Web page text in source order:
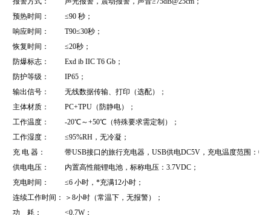
预热时间：
≤90 秒；
响应时间：
T90≤30秒；
恢复时间：
≤20秒；
防爆标志：
Exd ib IIC T6 Gb ；
防护等级：
IP65；
输出信号：
无线数据传输、打印（选配）；
主体材质：
PC+TPU（防静电）；
工作温度：
-20℃～+50℃（特殊要求需定制）；
工作湿度：
≤95%RH，无冷凝；
充 电 器：
带USB接口的旅行充电器，USB供电DC5V，充电温度范围：0
供电电压：
内置高性能锂电池，标称电压：3.7VDC；
充电时间：
≤6 小时，*充满12小时；
连续工作时间：
＞8小时（常温下，无报警）；
功 耗：
<0.7W；